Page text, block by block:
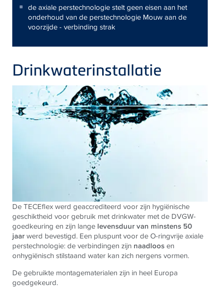
de axiale perstechnologie stelt geen eisen aan het
onderhoud van de perstechnologie Mouw aan de
voorzijde - verbinding strak
Drinkwaterinstallatie
De TECEflex werd geaccrediteerd voor zijn hygiënische
geschiktheid voor gebruik met drinkwater met de DVGW-
goedkeuring en zijn lange levensduur van minstens 50
jaarwerd bevestigd. Een pluspunt voor de O-ringvrije axiale
perstechnologie: de verbindingen zijn naadloosen
onhygiënisch stilstaand water kan zich nergens vormen.
De gebruikte montagematerialen zijn in heel Europa
goedgekeurd.